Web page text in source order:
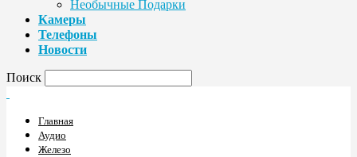
Необычные Подарки
Камеры
Телефоны
Новости
Поиск
Главная
Аудио
Железо